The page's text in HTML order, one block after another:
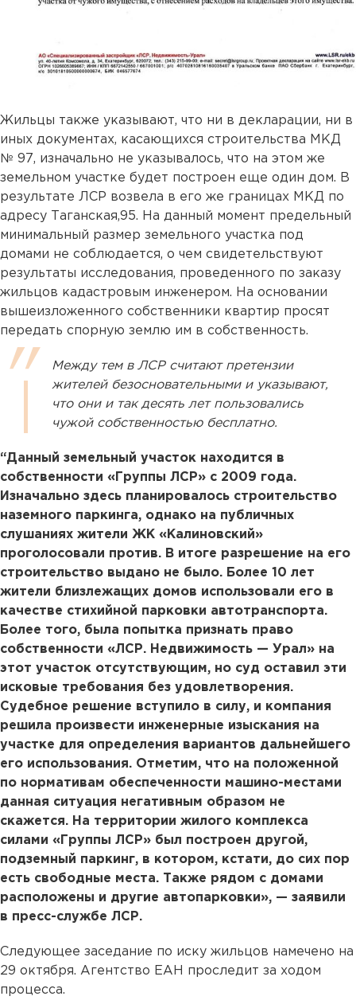
Жильцы также указывают, что ни в декларации, ни в
иных документах, касающихся строительства МКД
№ 97, изначально не указывалось, что на этом же
земельном участке будет построен еще один дом. В
результате ЛСР возвела в его же границах МКД по
адресу Таганская,95. На данный момент предельный
минимальный размер земельного участка под
домами не соблюдается, о чем свидетельствуют
результаты исследования, проведенного по заказу
жильцов кадастровым инженером. На основании
вышеизложенного собственники квартир просят
передать спорную землю им в собственность.
Между тем в ЛСР считают претензии
жителей безосновательными и указывают,
что они и так десять лет пользовались
чужой собственностью бесплатно.
“Данный земельный участок находится в
собственности «Группы ЛСР» с 2009 года.
Изначально здесь планировалось строительство
наземного паркинга, однако на публичных
слушаниях жители ЖК «Калиновский»
проголосовали против. В итоге разрешение на его
строительство выдано не было. Более 10 лет
жители близлежащих домов использовали его в
качестве стихийной парковки автотранспорта.
Более того, была попытка признать право
собственности «ЛСР. Недвижимость — Урал» на
этот участок отсутствующим, но суд оставил эти
исковые требования без удовлетворения.
Судебное решение вступило в силу, и компания
решила произвести инженерные изыскания на
участке для определения вариантов дальнейшего
его использования. Отметим, что на положенной
по нормативам обеспеченности машино-местами
данная ситуация негативным образом не
скажется. На территории жилого комплекса
силами «Группы ЛСР» был построен другой,
подземный паркинг, в котором, кстати, до сих пор
есть свободные места. Также рядом с домами
расположены и другие автопарковки», — заявили
в пресс-службе ЛСР.
Следующее заседание по иску жильцов намечено на
29 октября. Агентство ЕАН проследит за ходом
процесса.